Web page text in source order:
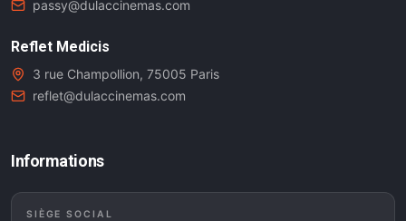
passy@dulaccinemas.com
Reflet Medicis
3 rue Champollion, 75005 Paris
reflet@dulaccinemas.com
Informations
SIÈGE SOCIAL